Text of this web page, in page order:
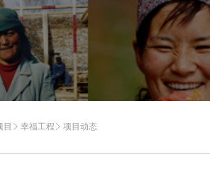
目 幸福工程 项目动态